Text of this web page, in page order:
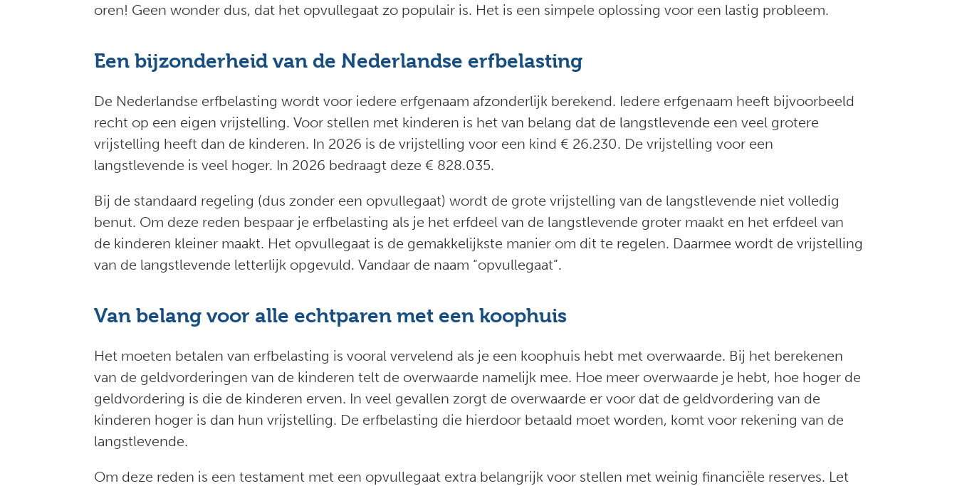
oren! Geen wonder dus, dat het opvullegaat zo populair is. Het is een simpele oplossing voor een lastig probleem.
Een bijzonderheid van de Nederlandse erfbelasting
De Nederlandse erfbelasting wordt voor iedere erfgenaam afzonderlijk berekend. Iedere erfgenaam heeft bijvoorbeeld
recht op een eigen vrijstelling. Voor stellen met kinderen is het van belang dat de langstlevende een veel grotere
vrijstelling heeft dan de kinderen. In 2026 is de vrijstelling voor een kind € 26.230. De vrijstelling voor een
langstlevende is veel hoger. In 2026 bedraagt deze € 828.035.
Bij de standaard regeling (dus zonder een opvullegaat) wordt de grote vrijstelling van de langstlevende niet volledig
benut. Om deze reden bespaar je erfbelasting als je het erfdeel van de langstlevende groter maakt en het erfdeel van
de kinderen kleiner maakt. Het opvullegaat is de gemakkelijkste manier om dit te regelen. Daarmee wordt de vrijstelling
van de langstlevende letterlijk opgevuld. Vandaar de naam “opvullegaat”.
Van belang voor alle echtparen met een koophuis
Het moeten betalen van erfbelasting is vooral vervelend als je een koophuis hebt met overwaarde. Bij het berekenen
van de geldvorderingen van de kinderen telt de overwaarde namelijk mee. Hoe meer overwaarde je hebt, hoe hoger de
geldvordering is die de kinderen erven. In veel gevallen zorgt de overwaarde er voor dat de geldvordering van de
kinderen hoger is dan hun vrijstelling. De erfbelasting die hierdoor betaald moet worden, komt voor rekening van de
langstlevende.
Om deze reden is een testament met een opvullegaat extra belangrijk voor stellen met weinig financiële reserves. Let